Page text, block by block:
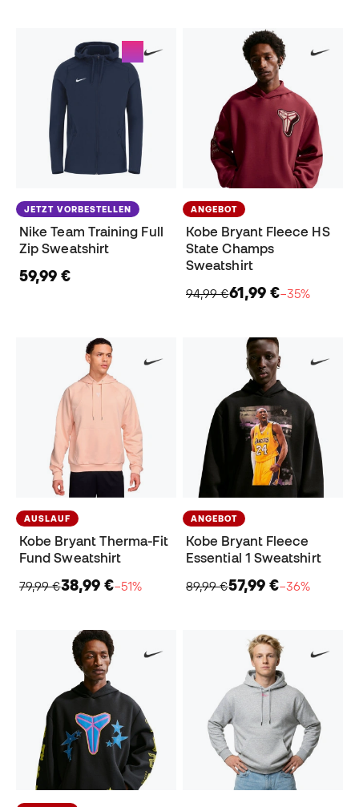
JETZT VORBESTELLEN
Nike Team Training Full
Zip Sweatshirt
59,99 €
ANGEBOT
Kobe Bryant Fleece HS
State Champs
Sweatshirt
94,99 €61,99 €−35%
AUSLAUF
Kobe Bryant Therma-Fit
Fund Sweatshirt
79,99 €38,99 €−51%
ANGEBOT
Kobe Bryant Fleece
Essential 1 Sweatshirt
89,99 €57,99 €−36%